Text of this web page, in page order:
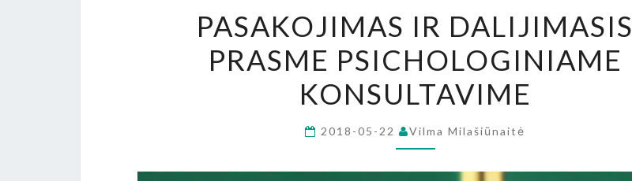
IR
DALIJIMASIS
PRASME
PSICHOLOGINIAME
KONSULTAVIME
PASAKOJIMAS IR DALIJIMASIS
PRASME PSICHOLOGINIAME
KONSULTAVIME
2018-05-22 Vilma Milašiūnaitė